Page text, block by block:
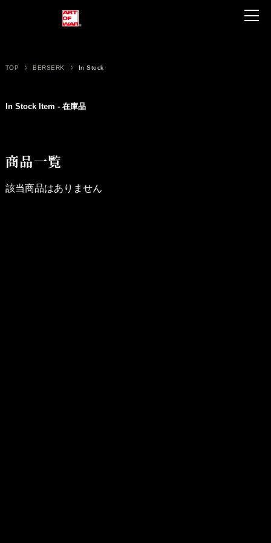
TOP BERSERK In Stock
In Stock Item - 在庫品
商品一覧
該当商品はありません